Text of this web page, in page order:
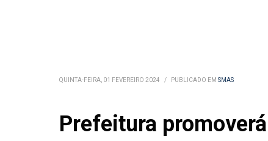
QUINTA-FEIRA, 01 FEVEREIRO 2024 / PUBLICADO EM SMAS
Prefeitura